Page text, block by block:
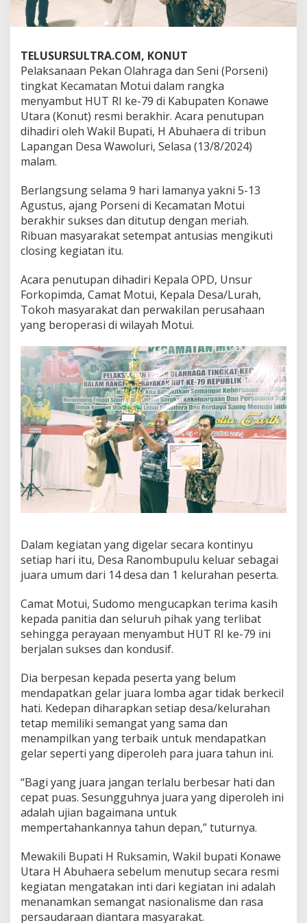
TELUSURSULTRA.COM, KONUT
Pelaksanaan Pekan Olahraga dan Seni (Porseni)
tingkat Kecamatan Motui dalam rangka
menyambut HUT RI ke-79 di Kabupaten Konawe
Utara (Konut) resmi berakhir. Acara penutupan
dihadiri oleh Wakil Bupati, H Abuhaera di tribun
Lapangan Desa Wawoluri, Selasa (13/8/2024)
malam.
Berlangsung selama 9 hari lamanya yakni 5-13
Agustus, ajang Porseni di Kecamatan Motui
berakhir sukses dan ditutup dengan meriah.
Ribuan masyarakat setempat antusias mengikuti
closing kegiatan itu.
Acara penutupan dihadiri Kepala OPD, Unsur
Forkopimda, Camat Motui, Kepala Desa/Lurah,
Tokoh masyarakat dan perwakilan perusahaan
yang beroperasi di wilayah Motui.
Dalam kegiatan yang digelar secara kontinyu
setiap hari itu, Desa Ranombupulu keluar sebagai
juara umum dari 14 desa dan 1 kelurahan peserta.
Camat Motui, Sudomo mengucapkan terima kasih
kepada panitia dan seluruh pihak yang terlibat
sehingga perayaan menyambut HUT RI ke-79 ini
berjalan sukses dan kondusif.
Dia berpesan kepada peserta yang belum
mendapatkan gelar juara lomba agar tidak berkecil
hati. Kedepan diharapkan setiap desa/kelurahan
tetap memiliki semangat yang sama dan
menampilkan yang terbaik untuk mendapatkan
gelar seperti yang diperoleh para juara tahun ini.
“Bagi yang juara jangan terlalu berbesar hati dan
cepat puas. Sesungguhnya juara yang diperoleh ini
adalah ujian bagaimana untuk
mempertahankannya tahun depan,” tuturnya.
Mewakili Bupati H Ruksamin, Wakil bupati Konawe
Utara H Abuhaera sebelum menutup secara resmi
kegiatan mengatakan inti dari kegiatan ini adalah
menanamkan semangat nasionalisme dan rasa
persaudaraan diantara masyarakat.